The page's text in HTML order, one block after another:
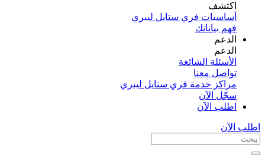
اكتشف​
أساسيات فري ستايل ليبري
فهم بياناتك
الدعم
الدعم
الأسئلة الشائعة
تواصل معنا
مراكز خدمة فري ستايل ليبري
سجّل الآن​
اطلب الآن
اطلب الآن